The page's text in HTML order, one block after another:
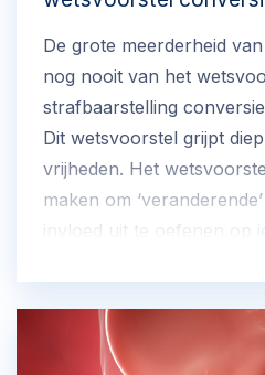
De grote meerderheid
nog nooit van het
strafbaarstelling
Dit wetsvoorstel grijpt
vrijheden. Het
maken om
invloed uit te oefenen op